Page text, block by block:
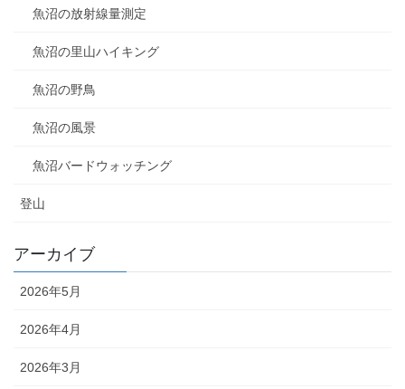
魚沼の放射線量測定
魚沼の里山ハイキング
魚沼の野鳥
魚沼の風景
魚沼バードウォッチング
登山
アーカイブ
2026年5月
2026年4月
2026年3月